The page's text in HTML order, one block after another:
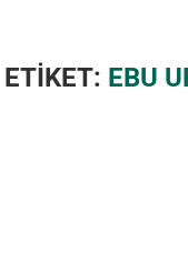
ETIKET: EBU